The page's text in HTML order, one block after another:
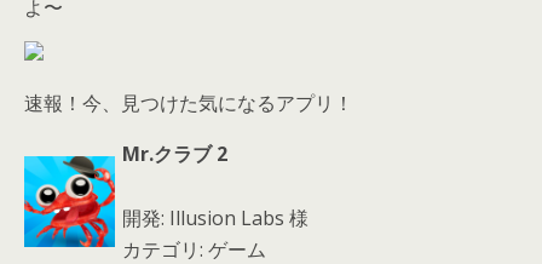
よ〜
速報！今、見つけた気になるアプリ！
Mr.クラブ 2
開発: Illusion Labs 様
カテゴリ: ゲーム